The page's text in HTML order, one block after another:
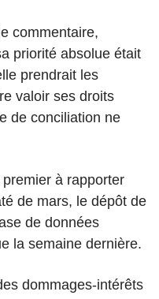
commentaire,
priorité absolue était
prendrait les
valoir ses droits
de conciliation ne
à rapporter
de mars, le dépôt de
de données
la semaine dernière.
dommages-intérêts